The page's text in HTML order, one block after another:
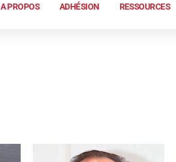
A PROPOS ADHÉSION RESSOURCES